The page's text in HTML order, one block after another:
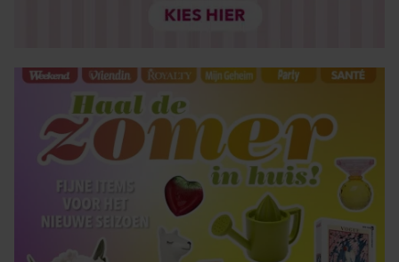
informatie die u aan ze heeft verstrekt of die ze hebben
gaat akkoord met onze cookies als u onze website blijft